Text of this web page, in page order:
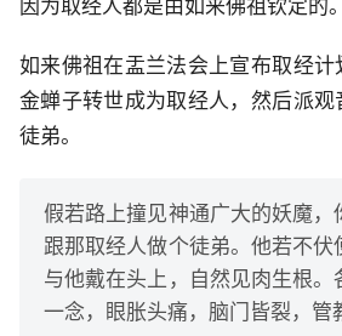
因为取经人都是由如来佛祖钦定的。
如来佛祖在盂兰法会上宣布取经
金蝉子转世成为取经人，然后派
徒弟。
假若路上撞见神通广大的妖魔，
跟那取经人做个徒弟。他若不伏
与他戴在头上，自然见肉生根。
一念，眼胀头痛，脑门皆裂，管